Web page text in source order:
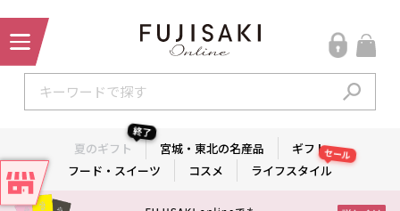
夏のギフト
終了
宮城・東北の名産品
ギフト
フード・スイーツ
コスメ ライフスタイル
セール